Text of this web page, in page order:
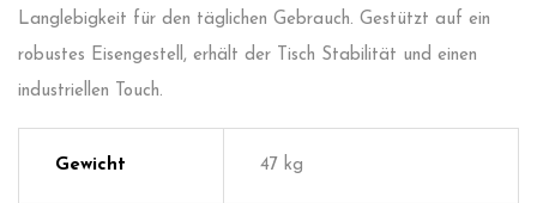
Langlebigkeit für den täglichen Gebrauch. Gestützt auf ein
robustes Eisengestell, erhält der Tisch Stabilität und einen
industriellen Touch.
Gewicht 47 kg